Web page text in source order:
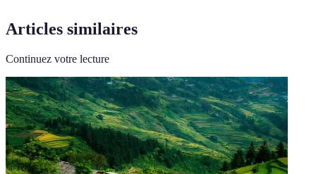
Articles similaires
Continuez votre lecture